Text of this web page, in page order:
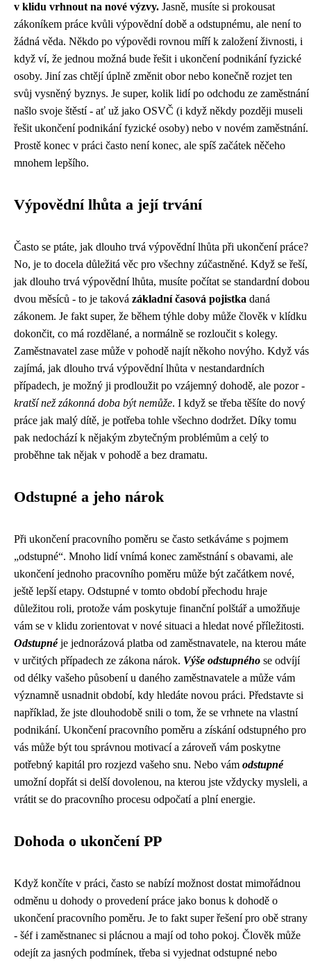
v klidu vrhnout na nové výzvy. Jasně, musíte si prokousat
zákoníkem práce kvůli výpovědní době a odstupnému, ale není to
žádná věda. Někdo po výpovědi rovnou míří k založení živnosti, i
když ví, že jednou možná bude řešit i ukončení podnikání fyzické
osoby. Jiní zas chtějí úplně změnit obor nebo konečně rozjet ten
svůj vysněný byznys. Je super, kolik lidí po odchodu ze zaměstnání
našlo svoje štěstí - ať už jako OSVČ (i když někdy později museli
řešit ukončení podnikání fyzické osoby) nebo v novém zaměstnání.
Prostě konec v práci často není konec, ale spíš začátek něčeho
mnohem lepšího.
Výpovědní lhůta a její trvání
Často se ptáte, jak dlouho trvá výpovědní lhůta při ukončení práce?
No, je to docela důležitá věc pro všechny zúčastněné. Když se řeší,
jak dlouho trvá výpovědní lhůta, musíte počítat se standardní dobou
dvou měsíců - to je taková základní časová pojistka daná
zákonem. Je fakt super, že během týhle doby může člověk v klídku
dokončit, co má rozdělané, a normálně se rozloučit s kolegy.
Zaměstnavatel zase může v pohodě najít někoho novýho. Když vás
zajímá, jak dlouho trvá výpovědní lhůta v nestandardních
případech, je možný ji prodloužit po vzájemný dohodě, ale pozor -
kratší než zákonná doba být nemůže. I když se třeba těšíte do nový
práce jak malý dítě, je potřeba tohle všechno dodržet. Díky tomu
pak nedochází k nějakým zbytečným problémům a celý to
proběhne tak nějak v pohodě a bez dramatu.
Odstupné a jeho nárok
Při ukončení pracovního poměru se často setkáváme s pojmem
„odstupné“. Mnoho lidí vnímá konec zaměstnání s obavami, ale
ukončení jednoho pracovního poměru může být začátkem nové,
ještě lepší etapy. Odstupné v tomto období přechodu hraje
důležitou roli, protože vám poskytuje finanční polštář a umožňuje
vám se v klidu zorientovat v nové situaci a hledat nové příležitosti.
Odstupnéje jednorázová platba od zaměstnavatele, na kterou máte
v určitých případech ze zákona nárok. Výše odstupného se odvíjí
od délky vašeho působení u daného zaměstnavatele a může vám
významně usnadnit období, kdy hledáte novou práci. Představte si
například, že jste dlouhodobě snili o tom, že se vrhnete na vlastní
podnikání. Ukončení pracovního poměru a získání odstupného pro
vás může být tou správnou motivací a zároveň vám poskytne
potřebný kapitál pro rozjezd vašeho snu. Nebo vám odstupné
umožní dopřát si delší dovolenou, na kterou jste vždycky mysleli, a
vrátit se do pracovního procesu odpočatí a plní energie.
Dohoda o ukončení PP
Když končíte v práci, často se nabízí možnost dostat mimořádnou
odměnu u dohody o provedení práce jako bonus k dohodě o
ukončení pracovního poměru. Je to fakt super řešení pro obě strany
- šéf i zaměstnanec si plácnou a mají od toho pokoj. Člověk může
odejít za jasných podmínek, třeba si vyjednat odstupné nebo